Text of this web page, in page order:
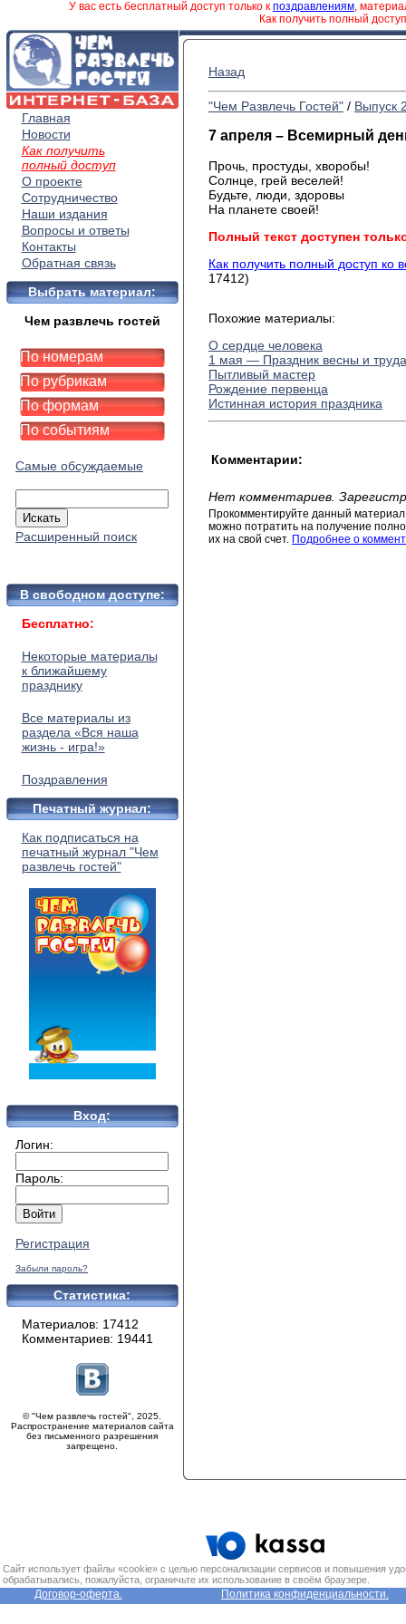
У вас есть бесплатный доступ только к поздравлениям,
Как получить полный
Главная
Новости
Как получить
полный доступ
О проекте
Сотрудничество
Наши издания
Вопросы и ответы
Контакты
Обратная связь
Выбрать материал:
Чем развлечь гостей
По номерам
По рубрикам
По формам
По событиям
Самые обсуждаемые
Расширенный поиск
В свободном доступе:
Бесплатно:
Некоторые материалы
к ближайшему
празднику
Все материалы из
раздела «Вся наша
жизнь - игра!»
Поздравления
Печатный журнал:
Как подписаться на
печатный журнал "Чем
развлечь гостей"
Вход:
Логин:
Пароль:
Регистрация
Забыли пароль?
Статистика:
Материалов: 17412
Комментариев: 19441
© "Чем развлечь гостей", 2025.
Распространение материалов сайта
без письменного разрешения
запрещено.
Назад
"Чем Развлечь Гостей" / Выпуск
7 апреля – Всемирный
Прочь, простуды, хворобы!
Солнце, грей веселей!
Будьте, люди, здоровы
На планете своей!
Полный текст доступен
Как получить полный доступ ко
17412)
Похожие материалы:
О сердце человека
1 мая — Праздник весны и труда
Пытливый мастер
Рождение первенца
Истинная история праздника
Комментарии:
Нет комментариев.
Прокомментируйте данный
можно потратить на получение
их на свой счет. Подробнее о
Сайт использует файлы «cookie» с целью персонализации сервисов и повышения
обрабатывались, пожалуйста, ограничьте их использование в своём браузере.
Договор-оферта. Политика конфиденциальности.